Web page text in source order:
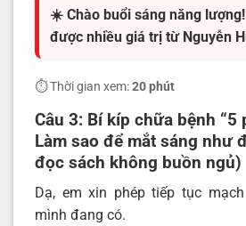
☀️ Chào buổi sáng năng
được nhiều giá trị từ Nguyễn
⏱️ Thời gian xem:20 phút
Câu 3: Bí kíp chữa bệnh “5
Làm sao để mắt sáng như
đọc sách không buồn ngủ)
Dạ, em xin phép tiếp tục
mình đang có.